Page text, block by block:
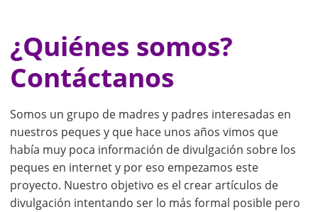
¿Quiénes somos?
Contáctanos
Somos un grupo de madres y padres interesadas en
nuestros peques y que hace unos años vimos que
había muy poca información de divulgación sobre los
peques en internet y por eso empezamos este
proyecto. Nuestro objetivo es el crear artículos de
divulgación intentando ser lo más formal posible pero